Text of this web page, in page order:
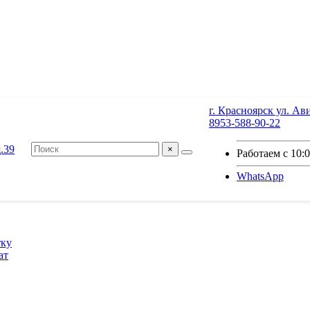
×
г. Красноярск ул.
8953-588-90-22
Работаем с
WhatsApp